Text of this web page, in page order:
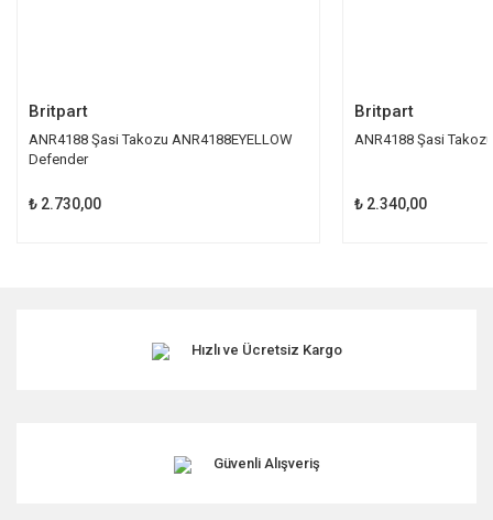
Britpart
ANR4188 Şasi Takozu ANR4188EYELLOW
Defender
₺ 2.730,00
Britpart
ANR4188 Şasi
₺ 2.340,00
Hızlı ve Ücretsiz Kargo
Güvenli Alışveriş